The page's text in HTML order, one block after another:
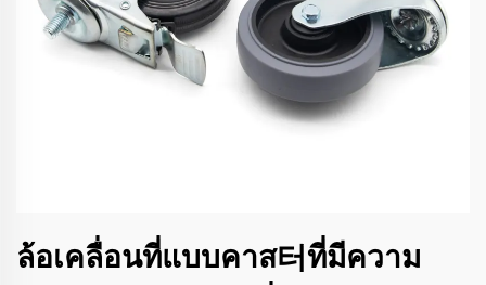
ล้อเคลื่อนที่แบบคาส터ที่มีความ